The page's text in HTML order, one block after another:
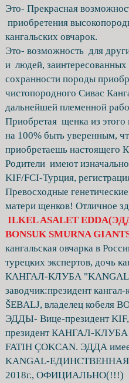
Это- Прекрасная
приобретения
кангальских овчарок.
Это- возможность для
и людей, заинтересованных
сохранности породы
чистопородного Сивас
дальнейшей племенной
Приобретая щенка из
на 100% быть уверенным,
приобретаешь настоящего
Родители имеют
KIF/FCI-Турция,
Превосходные
матери щенков! Отличное
ILKEL ASALET
BONSUK SMURNA
кангальская овчарка в
турецких экспертов, дочь
КАНГАЛ-КЛУБА "KANGAL
заводчик:президент
ŠEBALJ, владелец кобеля
ЭДДЫ- Вице-президент KIF,
президент КАНГАЛ-
FATIH ÇOKCAN. ЭДДА
KANGAL-ЕДИНСТВЕННАЯ
2018г., ОФИЦИАЛЬНО(!!!)